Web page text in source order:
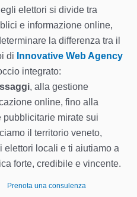
elettori si divide tra
e informazione online,
la differenza tra il
di Innovative Web Agency
integrato:
, alla gestione
online, fino alla
mirate sui
il territorio veneto,
elettori locali e ti aiutiamo a
forte, credibile e vincente.
Prenota una consulenza